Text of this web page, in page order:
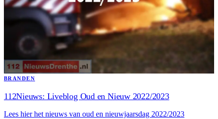
BRANDEN
112Nieuws: Liveblog Oud en Nieuw 2022/2023
Lees hier het nieuws van oud en nieuwjaarsdag 2022/2023